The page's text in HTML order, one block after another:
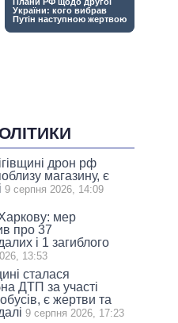
дрон рф
магазину, є
9 серпня 2026, 14:09
мер
про 37
і 1 загиблого
13:53
сталася
ДТП за участі
є жертви та
9 серпня 2026, 17:23